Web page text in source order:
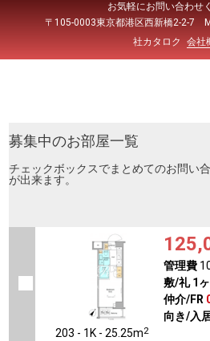
お気軽にお問い合わせ
〒105-0003東京都港区西新橋2-2-7
社カタロク
会社
募集中のお部屋一覧
チェックボックスでまとめてのお問い
が出来ます。
203 - 1K - 25.25m2
管理費
敷/礼 1
仲介/FR
向き/入